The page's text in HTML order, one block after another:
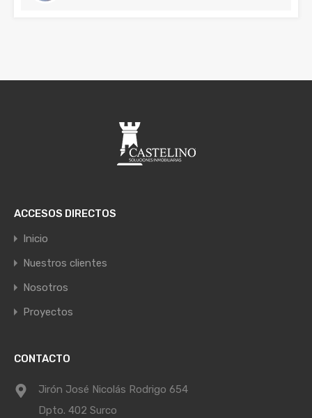
ACCESOS DIRECTOS
Inicio
Nuestros clientes
Nosotros
Proyectos
CONTACTO
Jirón José Nicolás Rodrigo 654
Dpto. 402 Surco